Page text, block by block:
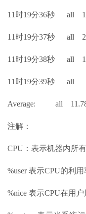
11时19分36秒 all
11时19分37秒 all
11时19分38秒 all
11时19分39秒
Average: all
注解：
CPU：表示机器内所有
%user 表示CPU的利用
%nice 表示CPU在用